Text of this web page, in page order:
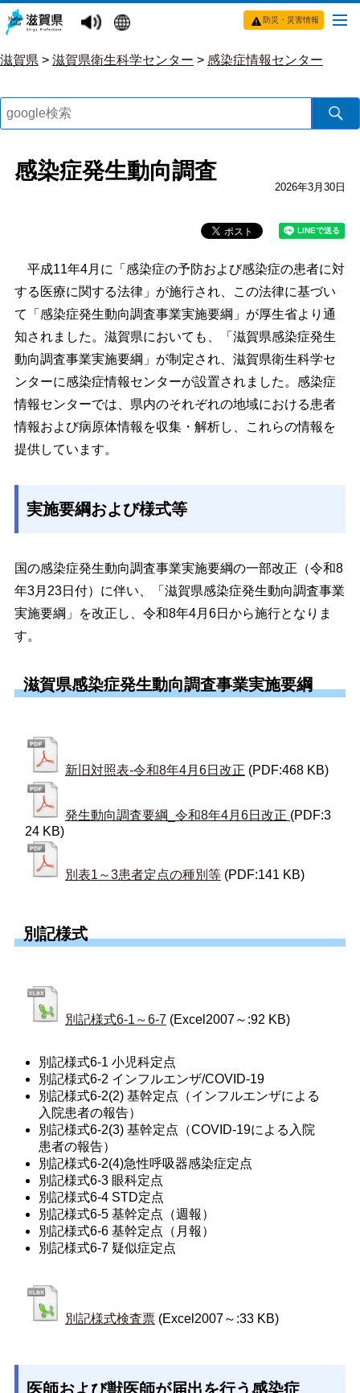
防災・災害情報
滋賀県 > 滋賀県衛生科学センター > 感染症情報センター
感染症発生動向調査
2026年3月30日
平成11年4月に「感染症の予防および感染症の患者に対
する医療に関する法律」が施行され、この法律に基づい
て「感染症発生動向調査事業実施要綱」が厚生省より通
知されました。滋賀県においても、「滋賀県感染症発生
動向調査事業実施要綱」が制定され、滋賀県衛生科学セ
ンターに感染症情報センターが設置されました。感染症
情報センターでは、県内のそれぞれの地域における患者
情報および病原体情報を収集・解析し、これらの情報を
提供しています。
実施要綱および様式等
国の感染症発生動向調査事業実施要綱の一部改正（令和8
年3月23日付）に伴い、「滋賀県感染症発生動向調査事業
実施要綱」を改正し、令和8年4月6日から施行となりま
す。
滋賀県感染症発生動向調査事業実施要綱
新旧対照表-令和8年4月6日改正 (PDF:468 KB)
発生動向調査要綱_令和8年4月6日改正 (PDF:3
24 KB)
別表1～3患者定点の種別等 (PDF:141 KB)
別記様式
別記様式6-1～6-7 (Excel2007～:92 KB)
別記様式6-1 小児科定点
別記様式6-2 インフルエンザ/COVID-19
別記様式6-2(2) 基幹定点（インフルエンザによる
入院患者の報告）
別記様式6-2(3) 基幹定点（COVID-19による入院
患者の報告）
別記様式6-2(4)急性呼吸器感染症定点
別記様式6-3 眼科定点
別記様式6-4 STD定点
別記様式6-5 基幹定点（週報）
別記様式6-6 基幹定点（月報）
別記様式6-7 疑似症定点
別記様式検査票 (Excel2007～:33 KB)
医師および獣医師が届出を行う感染症